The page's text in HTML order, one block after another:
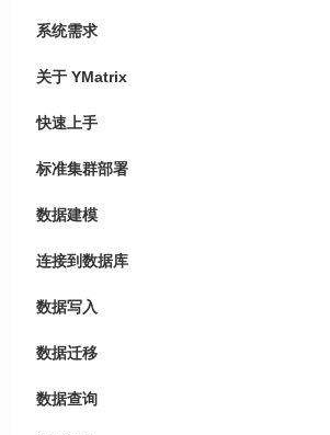
系统需求
关于 YMatrix
快速上手
标准集群部署
数据建模
连接到数据库
数据写入
数据迁移
数据查询